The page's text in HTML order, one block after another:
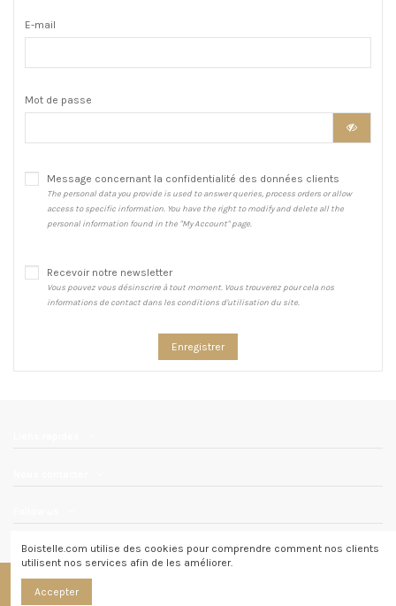
E-mail
Mot de passe
Message concernant la confidentialité des données clients
The personal data you provide is used to answer queries, process orders or allow
access to specific information. You have the right to modify and delete all the
personal information found in the "My Account" page.
Recevoir notre newsletter
Vous pouvez vous désinscrire à tout moment. Vous trouverez pour cela nos
informations de contact dans les conditions d'utilisation du site.
Enregistrer
2021 - 2025 © Boistelle | Réalisation
Boistelle.com utilise des cookies pour comprendre comment nos clients
utilisent nos services afin de les améliorer.
Accepter